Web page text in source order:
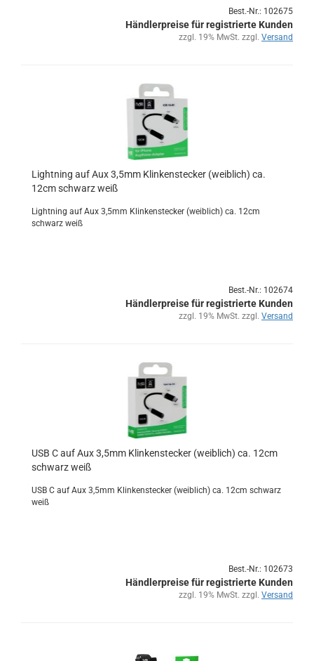
Best.-Nr.: 102675
Händlerpreise für registrierte Kunden
zzgl. 19% MwSt. zzgl. Versand
Light­ning auf Aux 3,5mm Klin­ken­ste­cker (weib­lich) ca.
12cm schwarz weiß
Light­ning auf Aux 3,5mm Klin­ken­ste­cker (weib­lich) ca. 12cm
schwarz weiß
Best.-Nr.: 102674
Händlerpreise für registrierte Kunden
zzgl. 19% MwSt. zzgl. Versand
USB C auf Aux 3,5mm Klin­ken­ste­cker (weib­lich) ca. 12cm
schwarz weiß
USB C auf Aux 3,5mm Klin­ken­ste­cker (weib­lich) ca. 12cm schwarz
weiß
Best.-Nr.: 102673
Händlerpreise für registrierte Kunden
zzgl. 19% MwSt. zzgl. Versand